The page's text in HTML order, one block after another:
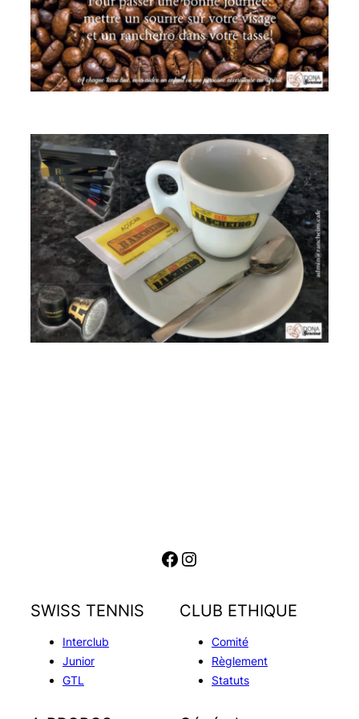
Facebook Instagram
SWISS TENNIS
Interclub
Junior
GTL
CLUB ETHIQUE
Comité
Règlement
Statuts